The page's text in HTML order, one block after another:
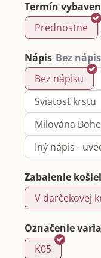
Termín
Prednostne
Nápis
Bez nápisu
Sviatosť krstu
Milována
Iný nápis -
Zabalenie
V darčekovej
Označenie
K05